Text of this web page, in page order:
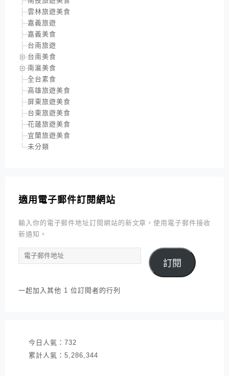
雲林旅遊美食
嘉義旅遊
嘉義美食
台南旅遊
台南美食
南瀛美食
全台素食
高雄旅遊美食
屏東旅遊美食
台東旅遊美食
花蓮旅遊美食
宜蘭旅遊美食
未分類
適用電子郵件訂閱網站
輸入你的電子郵件地址訂閱網站的新文章，使用電子郵件接收
新通知。
電
子
件
訂閱
一起加入其他 1 位訂閱者的行列
今日人氣： 732
累計人氣： 5,286,344